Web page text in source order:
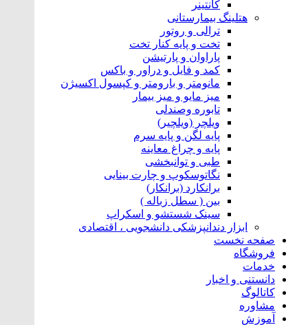
کانتینر
هتلینگ‌ بیمارستانی
ترالی و روتور
تخت و پایه کنار تخت
پاراوان و پارتیشن
کمد و فایل و دراور و باکس
مانومتر و بارومتر و کپسول اکسیژن
میز مایو و میز بیمار
تابوره و‌صندلی
ویلچر (ویلچیر)
پایه لگن و پایه سرم
پایه و چراغ معاینه
طبی و توانبخشی
نگاتوسکوپ و چارت بینایی
برانکارد (برانکار)
بین ( سطل زباله )
سینک شستشو و اسکراپ
ابزار دندانپزشکی دانشجویی ، اقتصادی
صفحه نخست
فروشگاه
خدمات
دانستنی و اخبار
کاتالوگ
مشاوره
آموزش